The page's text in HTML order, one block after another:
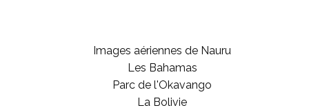
Images aériennes de Nauru
Les Bahamas
Parc de l'Okavango
La Bolivie